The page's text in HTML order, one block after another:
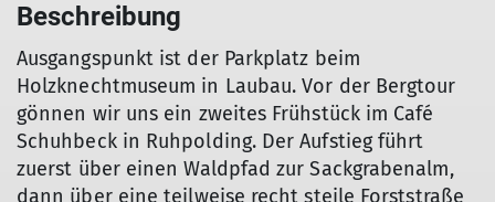
Beschreibung
Ausgangspunkt ist der Parkplatz beim
Holzknechtmuseum in Laubau. Vor der Bergtour
gönnen wir uns ein zweites Frühstück im Café
Schuhbeck in Ruhpolding. Der Aufstieg führt
zuerst über einen Waldpfad zur Sackgrabenalm,
dann über eine teilweise recht steile Forststraße